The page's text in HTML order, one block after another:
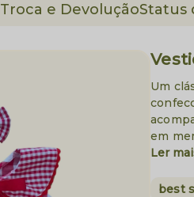
Troca e DevoluçãoStatus
Um
em
Ler
best